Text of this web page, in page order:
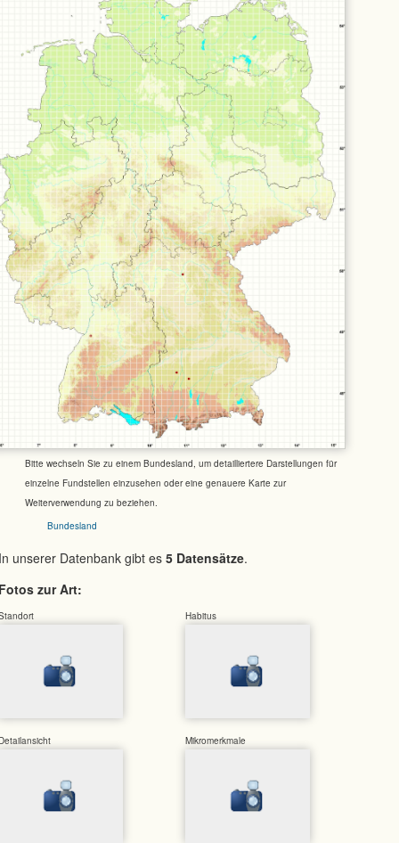
Bitte wechseln Sie zu einem Bundesland, um detailliertere Darstellungen für
einzelne Fundstellen einzusehen oder eine genauere Karte zur
Weiterverwendung zu beziehen.
Bundesland
unserer Datenbank gibt es 5 Datensätze.
zur Art:
Habitus
Mikromerkmale